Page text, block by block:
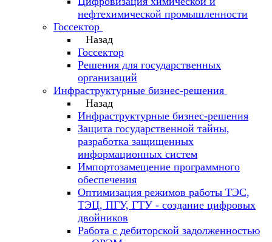
нефтехимической промышленности
Госсектор
Назад
Госсектор
Решения для государственных
организаций
Инфраструктурные бизнес-решения
Назад
Инфраструктурные бизнес-решения
Защита государственной тайны,
разработка защищенных
информационных систем
Импортозамещение программного
обеспечения
Оптимизация режимов работы ТЭС,
ТЭЦ, ПГУ, ГТУ - создание цифровых
двойников
Работа с дебиторской задолженностью